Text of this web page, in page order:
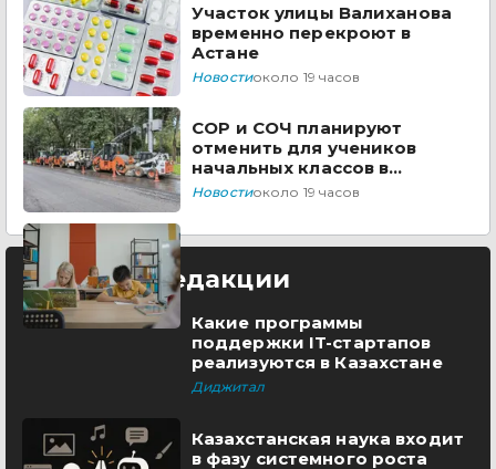
Участок улицы Валиханова
временно перекроют в
Астане
Новостиоколо 19 часов
СОР и СОЧ планируют
отменить для учеников
начальных классов в
Казахстане
Новостиоколо 19 часов
Выбор редакции
Какие программы
поддержки IT-стартапов
реализуются в Казахстане
Диджитал
Казахстанская наука входит
в фазу системного роста